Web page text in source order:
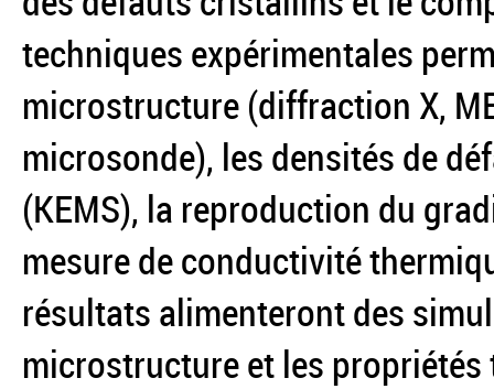
techniques expérimentales
microstructure (diffraction X,
microsonde), les densités de
(KEMS), la reproduction du
mesure de conductivité
résultats alimenteront des
microstructure et les propriétés